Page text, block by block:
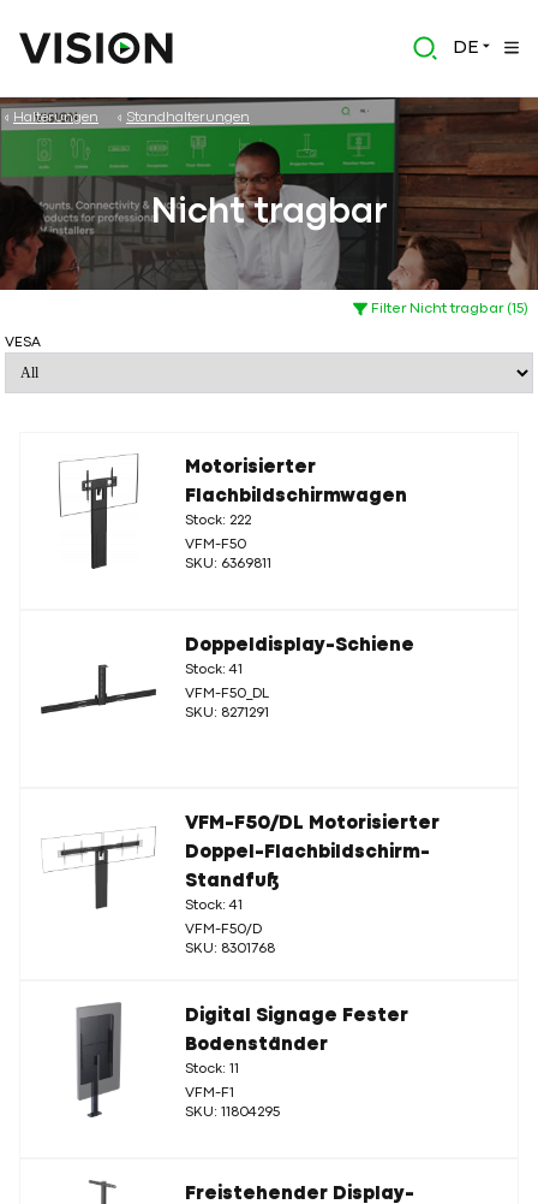
DE
Halterungen Standhalterungen
Nicht tragbar
Filter Nicht tragbar (15)
VESA
Motorisierter
Flachbildschirmwagen
Stock: 222
VFM-F50
SKU: 6369811
Doppeldisplay-Schiene
Stock: 41
VFM-F50_DL
SKU: 8271291
VFM-F50/DL Motorisierter
Doppel-Flachbildschirm-
Standfuß
Stock: 41
VFM-F50/D
SKU: 8301768
Digital Signage Fester
Bodenständer
Stock: 11
VFM-F1
SKU: 11804295
Freistehender Display-